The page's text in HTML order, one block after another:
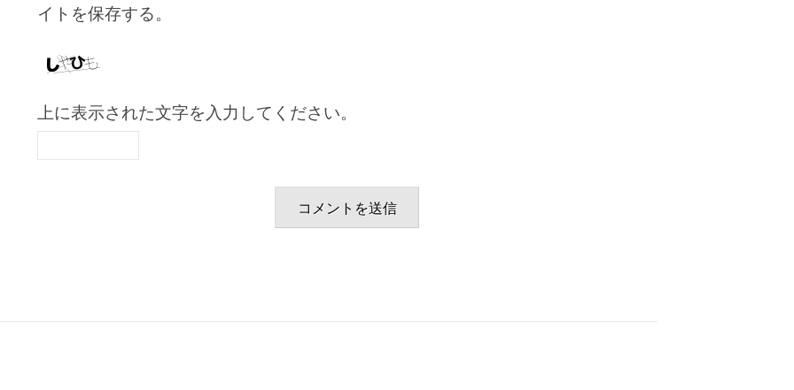
イトを保存する。
上に表示された文字を入力してください。